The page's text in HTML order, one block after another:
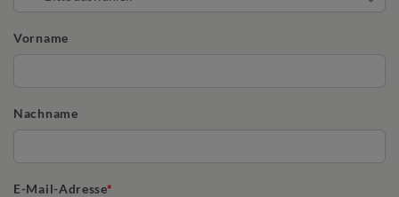
Vorname
Nachname
E-Mail-Adresse